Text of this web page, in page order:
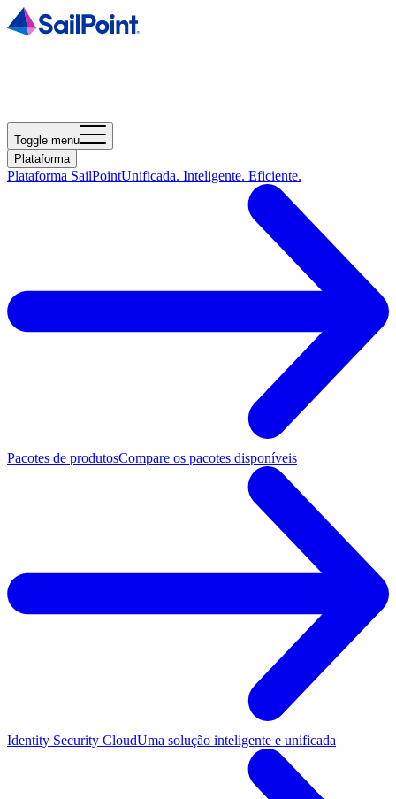
Toggle menu
Plataforma
Plataforma SailPointUnificada. Inteligente. Eficiente.
Pacotes de produtosCompare os pacotes disponíveis
Identity Security CloudUma solução inteligente e unificada